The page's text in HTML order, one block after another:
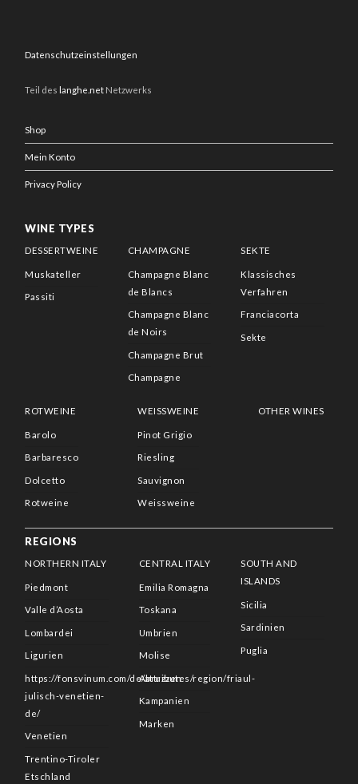
Datenschutzeinstellungen
Teil des langhe.net Netzwerks
Shop
Mein Konto
Privacy Policy
WINE TYPES
DESSERTWEINE
Muskateller
Passiti
CHAMPAGNE
Champagne Blanc
de Blancs
Champagne Blanc
de Noirs
Champagne Brut
Champagne
SEKTE
Klassisches
Verfahren
Franciacorta
Sekte
ROTWEINE
Barolo
Barbaresco
Dolcetto
Rotweine
WEISSWEINE
Pinot Grigio
Riesling
Sauvignon
Weissweine
OTHER WINES
REGIONS
NORTHERN ITALY
Piedmont
Valle d’Aosta
Lombardei
Ligurien
https://fonsvinum.com/de/attributes/region/friaul-
julisch-venetien-
de/
Venetien
Trentino-Tiroler
Etschland
CENTRAL ITALY
Emilia Romagna
Toskana
Umbrien
Molise
Abruzzen
Kampanien
Marken
SOUTH AND
ISLANDS
Sicilia
Sardinien
Puglia